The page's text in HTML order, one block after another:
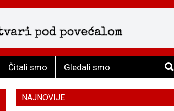
Čitali smo Gledali smo
NAJNOVIJE